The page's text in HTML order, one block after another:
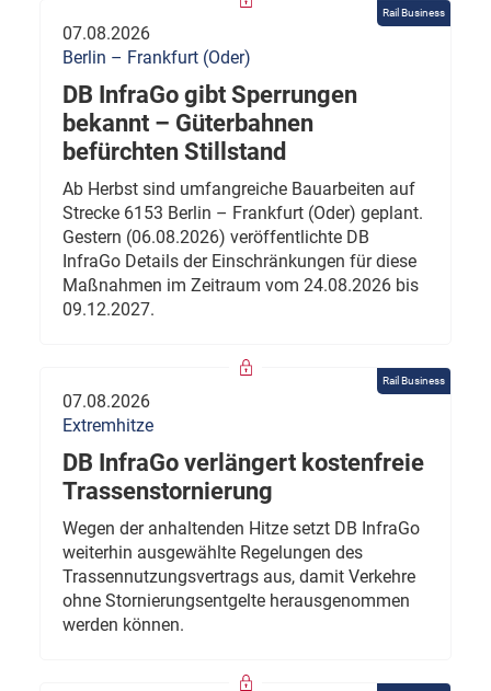
Rail Business
07.08.2026
Berlin – Frankfurt (Oder)
DB InfraGo gibt Sperrungen
bekannt – Güterbahnen
befürchten Stillstand
Ab Herbst sind umfangreiche Bauarbeiten auf
Strecke 6153 Berlin – Frankfurt (Oder) geplant.
Gestern (06.08.2026) veröffentlichte DB
InfraGo Details der Einschränkungen für diese
Maßnahmen im Zeitraum vom 24.08.2026 bis
09.12.2027.
Rail Business
07.08.2026
Extremhitze
DB InfraGo verlängert kostenfreie
Trassenstornierung
Wegen der anhaltenden Hitze setzt DB InfraGo
weiterhin ausgewählte Regelungen des
Trassennutzungsvertrags aus, damit Verkehre
ohne Stornierungsentgelte herausgenommen
werden können.